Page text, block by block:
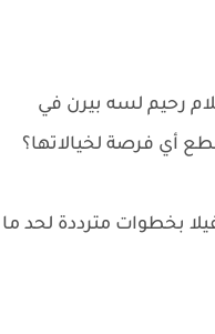
رحيم لسه بيرن في
أي فرصة لخيالاتها؟
بخطوات مترددة لحد ما